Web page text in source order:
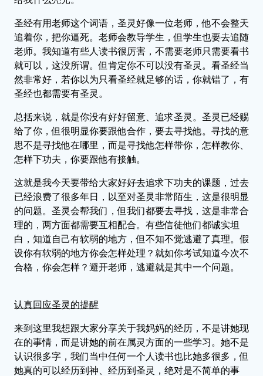
圣经有用老师这个词语，圣灵好像一位老师，他不会整天
追着你，把你逼死。老师会教导学生，但学生也要去追随
老师。我知道有些人读书很厉害，不需要老师只需要看书
就可以，这没所谓。但肯定你不可以没有圣灵。看圣经当
然非常好，若你以为只看圣经就足够的话，你就错了，有
圣经也都需要有圣灵。
总括来说，就是你没有好好留意、追求圣灵。圣灵已经赐
给了你，但很明显你要跟他合作，要去寻找他。寻找的意
思不是寻找他在哪里，而是寻找他怎样带你，怎样教你、
怎样下功夫，你要跟他有接触。
这就是我今天要带给大家好好去追求下功夫的课题，过去
已经浪费了很多年日，以至对圣灵非常陌生，这是很明显
的问题。圣灵会帮我们，但我们都要去寻找，这是非常合
理的，两方面都需要互相配合。有些信徒他们都诚实坦
白，知道自己有软弱的地方，但不知不觉逃避了真理。假
设你有软弱的地方你会怎样处理？就如你考试知道今次不
合格，你会怎样？避开老师，逃避就是其中一个问题。
认真回应圣灵的提醒
来到这里我想跟大家分享关于我妈妈的经历，不是讲她现
在的事情，而是讲她的前在属灵方面的一些学习。她不是
认识很多字，我们当中任何一个人读书也比她多很多，但
她真的可以经历到神、经历到圣灵，绝对是不简单的事